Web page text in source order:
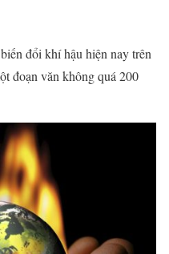
đổi khí hậu hiện nay trên
đoạn văn không quá 200